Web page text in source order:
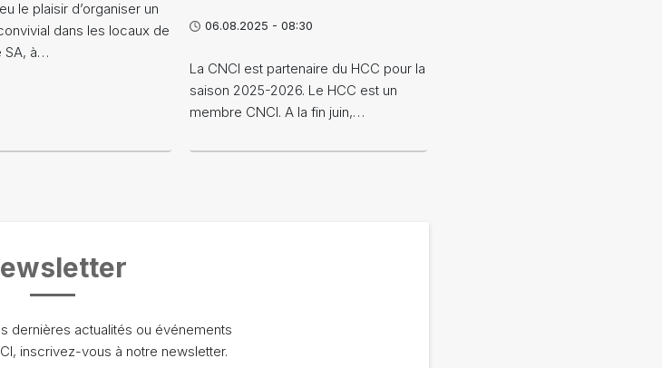
le plaisir d’organiser un
dans les locaux de
SA, à…
06.08.2025 - 08:30
La CNCI est partenaire du HCC pour la
saison 2025-2026. Le HCC est un
membre CNCI. A la fin juin,…
dernières actualités ou événements
inscrivez-vous à notre newsletter.